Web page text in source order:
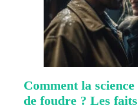
Comment la
de foudre ? Les